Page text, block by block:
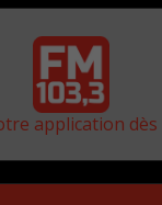
application